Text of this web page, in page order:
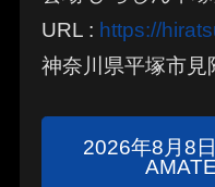
URL : https://
神奈川県平塚市見
2026年8月8